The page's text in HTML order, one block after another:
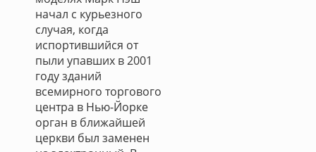
начал с курьезного
случая, когда
испортившийся от
пыли упавших в 2001
году зданий
всемирного торгового
центра в Нью-Йорке
орган в ближайшей
церкви был заменен